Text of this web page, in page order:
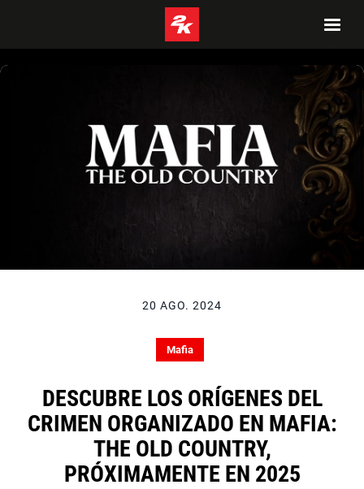
20 AGO. 2024
Mafia
DESCUBRE LOS ORÍGENES DEL
CRIMEN ORGANIZADO EN MAFIA:
THE OLD COUNTRY,
PRÓXIMAMENTE EN 2025